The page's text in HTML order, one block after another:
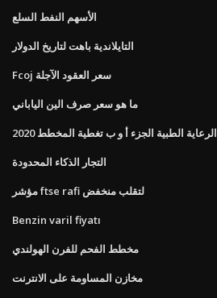
الأسهم النفط السلع
التايلاندية باهت لتاريخ الدولار
Fcoj سعر العقود الآجلة
ما هو سعر صرف الين الياباني
الرعاية الطبية الجزء أ و ب تغطية المخطط 2020
التجار الذكاء المحدودة
مؤشر ftse rafi لتقلب منخفض
Benzin varil fiyatı
مخطط الفحم للفرن الهولندي
مخازن المساومة على الانترنت